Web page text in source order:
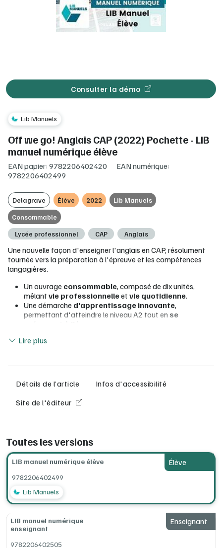
Consulter la démo
Lib Manuels
Off we go! Anglais CAP (2022) Pochette - LIB
manuel numérique élève
EAN papier: 9782206402420
EAN numérique:
9782206402499
Delagrave Élève 2022
Lib Manuels
Consommable
Lycée professionnel
CAP Anglais
Une nouvelle façon d'enseigner l'anglais en CAP, résolument
tournée vers la préparation à l'épreuve et les compétences
langagières.
Un ouvrage consommable, composé de dix unités,
mêlant vie professionnelleet vie quotidienne.
Une démarche d'apprentissage innovante,
permettant d'atteindre le niveau A2 tout en se
préparant à l'épreuve
d'examen
Sur ce manuel numérique élève :
L'intégralitéde la version papier en version numérique.
complémentaires :
projet collaboratif
d'ouvrage.
L'élève peut saisir et enregistrer ses réponses dans son
Utilisablesur un
ordinateur
Lire plus
Détails de l’article
Infos d'accessibilité
Site de l'éditeur
Toutes les versions
Élève
LIB manuel numérique élève
9782206402499
Lib Manuels
Enseignant
LIB manuel numérique
enseignant
9782206402505